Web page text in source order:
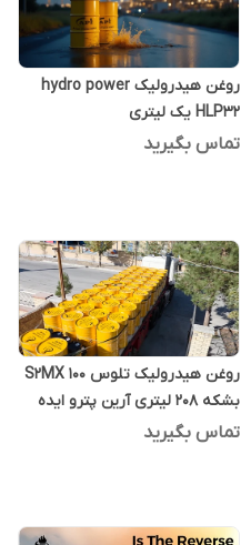
روغن هیدرولیک hydro power
HLP32 یک لیتری
تماس بگیرید
روغن هیدرولیک تلوس S2MX 100
بشکه 208 لیتری آرین پترو ایده
تماس بگیرید